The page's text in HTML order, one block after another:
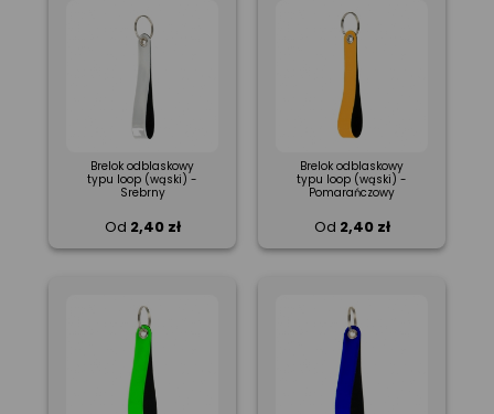
Brelok odblaskowy
typu loop (wąski) -
Srebrny
Od 2,40 zł
Brelok odblaskowy
typu loop (wąski) -
Pomarańczowy
Od 2,40 zł